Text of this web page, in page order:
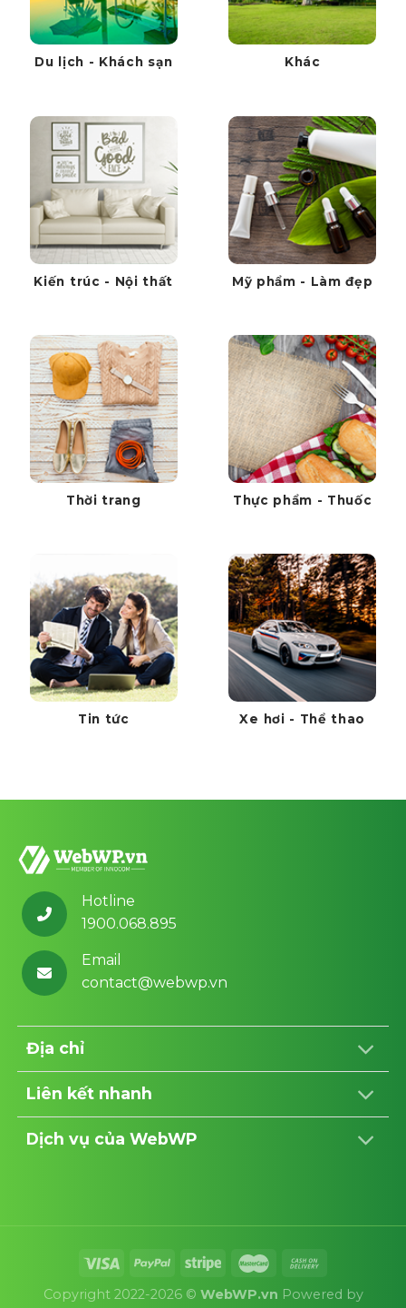
Du lịch - Khách sạn Khác
Kiến trúc - Nội thất Mỹ phẩm - Làm đẹp
Thời trang Thực phẩm - Thuốc
Tin tức Xe hơi - Thể thao
Hotline
1900.068.895
Email
contact@webwp.vn
Địa chỉ
Liên kết nhanh
Dịch vụ của WebWP
Copyright 2022-2026 © WebWP.vn Powered by